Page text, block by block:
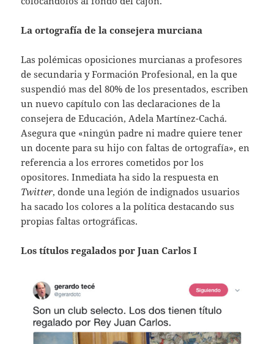
La ortografía de la consejera murciana
Las polémicas oposiciones murcianas a profesores
de secundaria y Formación Profesional, en la que
suspendió mas del 80% de los presentados, escriben
un nuevo capítulo con las declaraciones de la
consejera de Educación, Adela Martínez-Cachá.
Asegura que «ningún padre ni madre quiere tener
un docente para su hijo con faltas de ortografía», en
referencia a los errores cometidos por los
opositores. Inmediata ha sido la respuesta en
Twitter, donde una legión de indignados usuarios
ha sacado los colores a la política destacando sus
propias faltas ortográficas.
Los títulos regalados por Juan Carlos I